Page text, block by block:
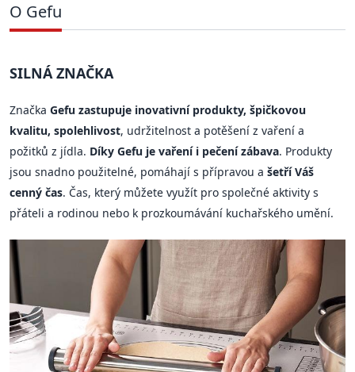
O Gefu
SILNÁ ZNAČKA
Značka Gefu zastupuje inovativní produkty, špičkovou
kvalitu, spolehlivost, udržitelnost a potěšení z vaření a
požitků z jídla. Díky Gefu je vaření i pečení zábava. Produkty
jsou snadno použitelné, pomáhají s přípravou a šetří Váš
cenný čas. Čas, který můžete využít pro společné aktivity s
přáteli a rodinou nebo k prozkoumávání kuchařského umění.